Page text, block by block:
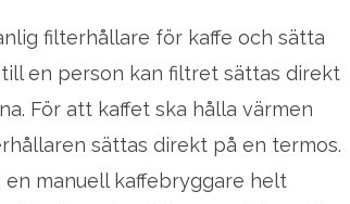
filterhållare för kaffe och sätta
en person kan filtret sättas direkt
För att kaffet ska hålla värmen
sättas direkt på en termos.
manuell kaffebryggare helt